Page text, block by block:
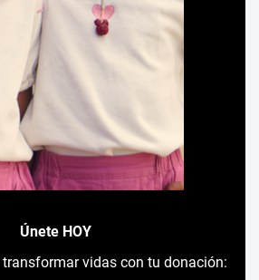
Únete HOY
vidas con tu donación: